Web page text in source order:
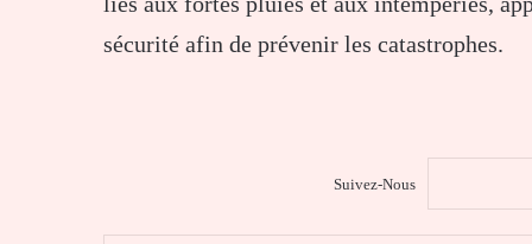
sécurité afin de prévenir les catastrophes.
Suivez-Nous